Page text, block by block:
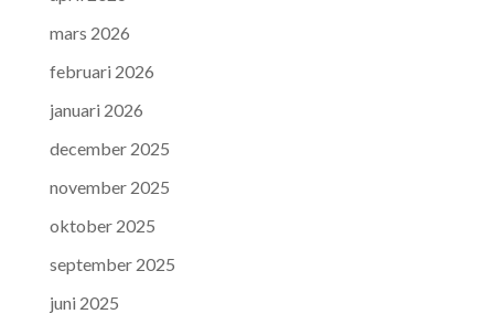
mars 2026
februari 2026
januari 2026
december 2025
november 2025
oktober 2025
september 2025
juni 2025